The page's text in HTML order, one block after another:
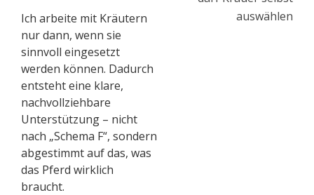
Ich arbeite mit Kräutern
nur dann, wenn sie
sinnvoll eingesetzt
werden können. Dadurch
entsteht eine klare,
nachvollziehbare
Unterstützung – nicht
nach „Schema F“, sondern
abgestimmt auf das, was
das Pferd wirklich
braucht.